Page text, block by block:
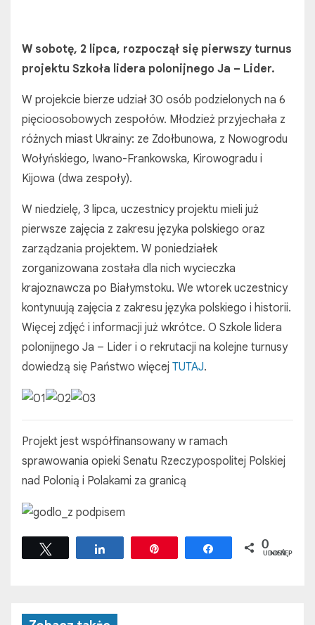
W sobotę, 2 lipca, rozpoczął się pierwszy turnus
projektu Szkoła lidera polonijnego Ja – Lider.
W projekcie bierze udział 30 osób podzielonych na 6
pięcioosobowych zespołów. Młodzież przyjechała z
różnych miast Ukrainy: ze Zdołbunowa, z Nowogrodu
Wołyńskiego, Iwano-Frankowska, Kirowogradu i
Kijowa (dwa zespoły).
W niedzielę, 3 lipca, uczestnicy projektu mieli już
pierwsze zajęcia z zakresu języka polskiego oraz
zarządzania projektem. W poniedziałek
zorganizowana została dla nich wycieczka
krajoznawcza po Białymstoku. We wtorek uczestnicy
kontynuują zajęcia z zakresu języka polskiego i historii.
Więcej zdjęć i informacji już wkrótce. O Szkole lidera
polonijnego Ja – Lider i o rekrutacji na kolejne turnusy
dowiedzą się Państwo więcej TUTAJ.
Projekt jest współfinansowany w ramach
sprawowania opieki Senatu Rzeczypospolitej Polskiej
nad Polonią i Polakami za granicą
Udostępnij Udostępnij
0
UDOSTĘPNIEŃ